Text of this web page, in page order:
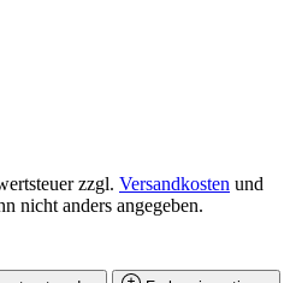
zzgl. Versandkosten und
nicht anders angegeben.